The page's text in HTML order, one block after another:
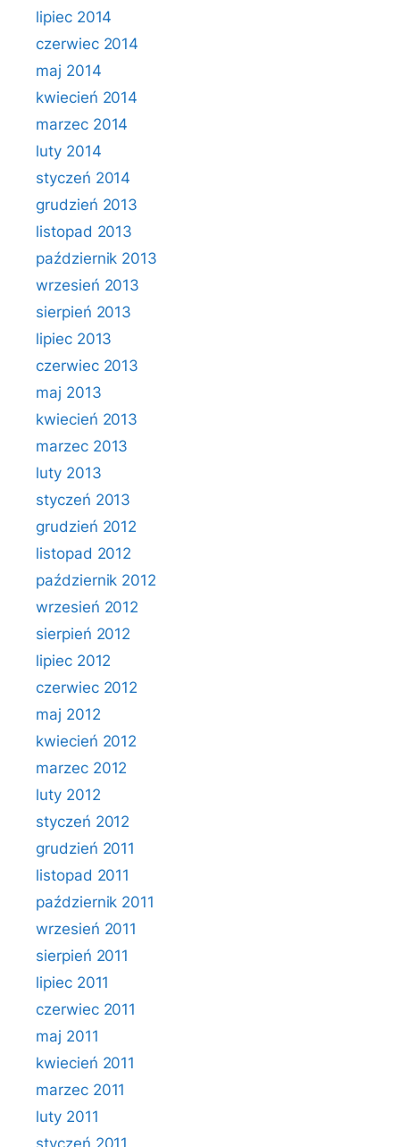
lipiec 2014
czerwiec 2014
maj 2014
kwiecień 2014
marzec 2014
luty 2014
styczeń 2014
grudzień 2013
listopad 2013
październik 2013
wrzesień 2013
sierpień 2013
lipiec 2013
czerwiec 2013
maj 2013
kwiecień 2013
marzec 2013
luty 2013
styczeń 2013
grudzień 2012
listopad 2012
październik 2012
wrzesień 2012
sierpień 2012
lipiec 2012
czerwiec 2012
maj 2012
kwiecień 2012
marzec 2012
luty 2012
styczeń 2012
grudzień 2011
listopad 2011
październik 2011
wrzesień 2011
sierpień 2011
lipiec 2011
czerwiec 2011
maj 2011
kwiecień 2011
marzec 2011
luty 2011
styczeń 2011